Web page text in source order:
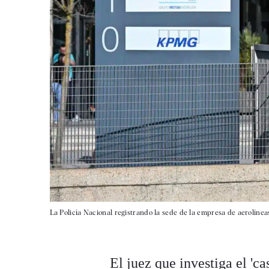
La Policía Nacional registrando la sede de la empresa de
El juez que investiga el